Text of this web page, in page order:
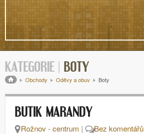
KATEGORIE | BOTY
Drobečková navigace
Obchody Oděvy a obuv Boty
BUTIK MARANDY
Rožnov - centrum | Bez komentářů